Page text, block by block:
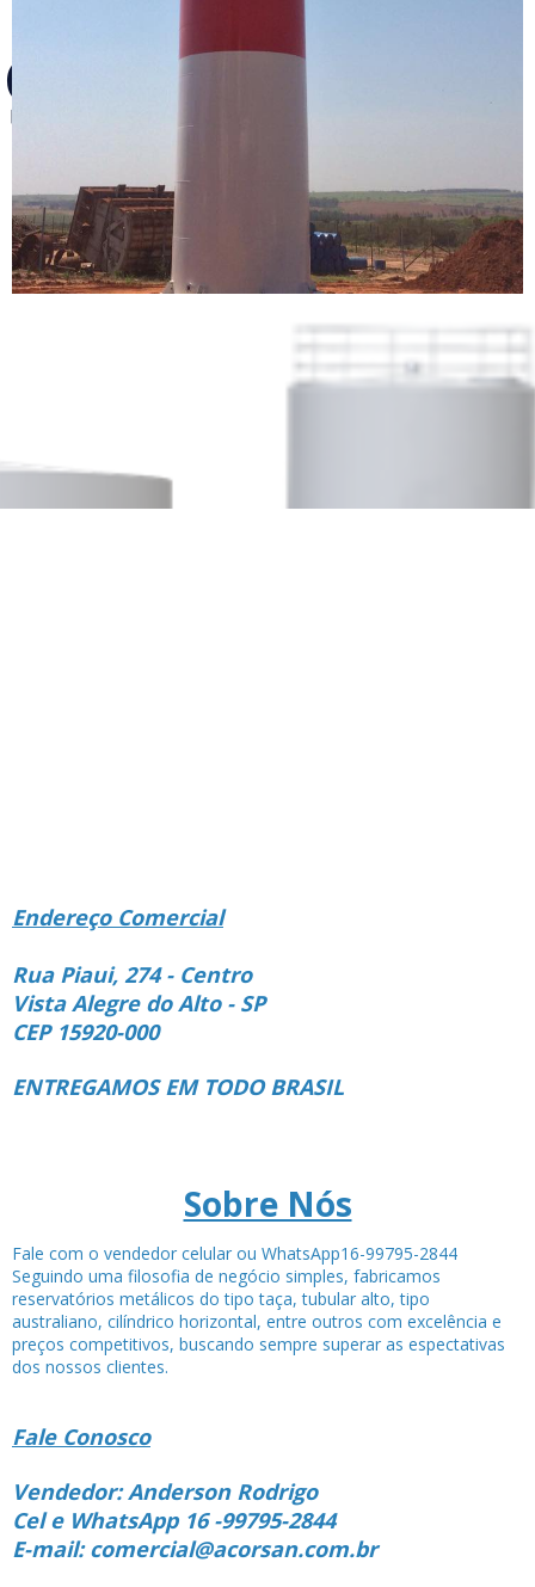
Endereço Comercial
Rua Piaui, 274 - Centro
Vista Alegre do Alto - SP
CEP 15920-000
ENTREGAMOS EM TODO BRASIL
Sobre Nós
Fale com o vendedor celular ou WhatsApp16-99795-2844
Seguindo uma filosofia de negócio simples, fabricamos
reservatórios metálicos do tipo taça, tubular alto, tipo
australiano, cilíndrico horizontal, entre outros com excelência e
preços competitivos, buscando sempre superar as espectativas
dos nossos clientes.
Fale Conosco
Vendedor: Anderson Rodrigo
Cel e WhatsApp 16 -99795-2844
E-mail: comercial@acorsan.com.br